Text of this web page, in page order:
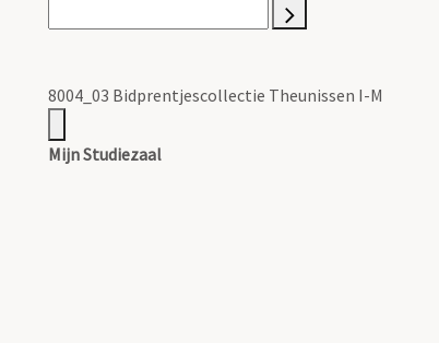
8004_03 Bidprentjescollectie Theunissen I-M
Mijn Studiezaal